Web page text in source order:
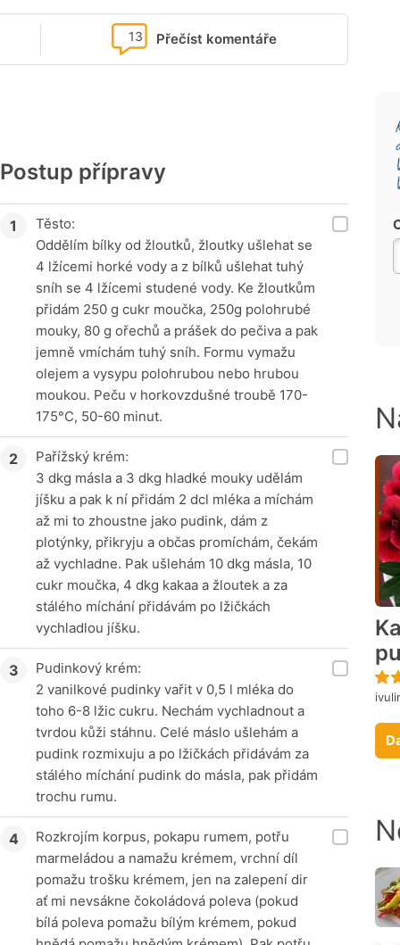
Přečíst komentáře
13
Postup přípravy
Těsto:
Oddělím bílky od žloutků, žloutky ušlehat se
4 lžícemi horké vody a z bílků ušlehat tuhý
sníh se 4 lžícemi studené vody. Ke žloutkům
přidám 250 g cukr moučka, 250g polohrubé
mouky, 80 g ořechů a prášek do pečiva a pak
jemně vmíchám tuhý sníh. Formu vymažu
olejem a vysypu polohrubou nebo hrubou
moukou. Peču v horkovzdušné troubě 170-
175°C, 50-60 minut.
Pařížský krém:
3 dkg másla a 3 dkg hladké mouky udělám
jíšku a pak k ní přidám 2 dcl mléka a míchám
až mi to zhoustne jako pudink, dám z
plotýnky, přikryju a občas promíchám, čekám
až vychladne. Pak ušlehám 10 dkg másla, 10
cukr moučka, 4 dkg kakaa a žloutek a za
stálého míchání přidávám po lžičkách
vychladlou jíšku.
Pudinkový krém:
2 vanilkové pudinky vařit v 0,5 l mléka do
toho 6-8 lžic cukru. Nechám vychladnout a
tvrdou kůži stáhnu. Celé máslo ušlehám a
pudink rozmixuju a po lžičkách přidávám za
stálého míchání pudink do másla, pak přidám
trochu rumu.
Rozkrojím korpus, pokapu rumem, potřu
marmeládou a namažu krémem, vrchní díl
pomažu trošku krémem, jen na zalepení dir
ať mi nevsákne čokoládová poleva (pokud
bílá poleva pomažu bílým krémem, pokud